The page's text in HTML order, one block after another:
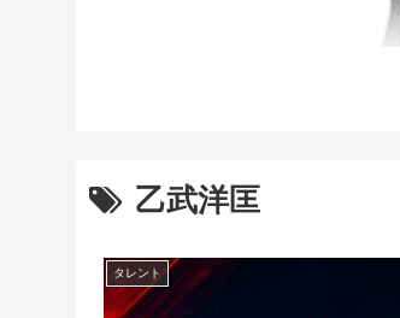
乙武洋匡
タレント